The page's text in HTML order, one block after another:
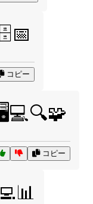
コピー
🖥️💻🔍🧩
コピー